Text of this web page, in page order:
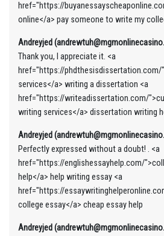
href="https://
online</a> pay someone to write my
Andreyjed
Thank you, I appreciate it. <a
href="https://
services</a> writing a dissertation <a
href="https://writeadissertation.com/
writing services</a> dissertation writing
Andreyjed
Perfectly expressed without a doubt! . <a
href="https://englishessayhelp.com/
help</a> help writing essay <a
href="https://
college essay</a> cheap essay help
Andreyjed